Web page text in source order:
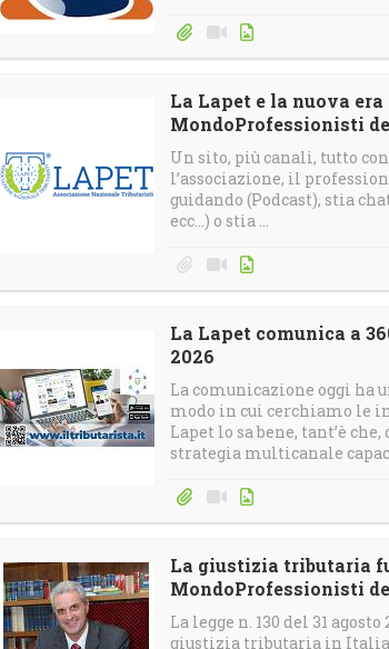
La Lapet e la nuova
MondoProfessionisti
Un sito, più canali, tutto
l’associazione, il
guidando (Podcast), stia
ecc…) o stia ...
La Lapet comunica a
2026
La comunicazione oggi ha
modo in cui cerchiamo le
Lapet lo sa bene, tant’è
strategia multicanale
La giustizia tributaria
MondoProfessionisti
La legge n. 130 del 31
giustizia tributaria in